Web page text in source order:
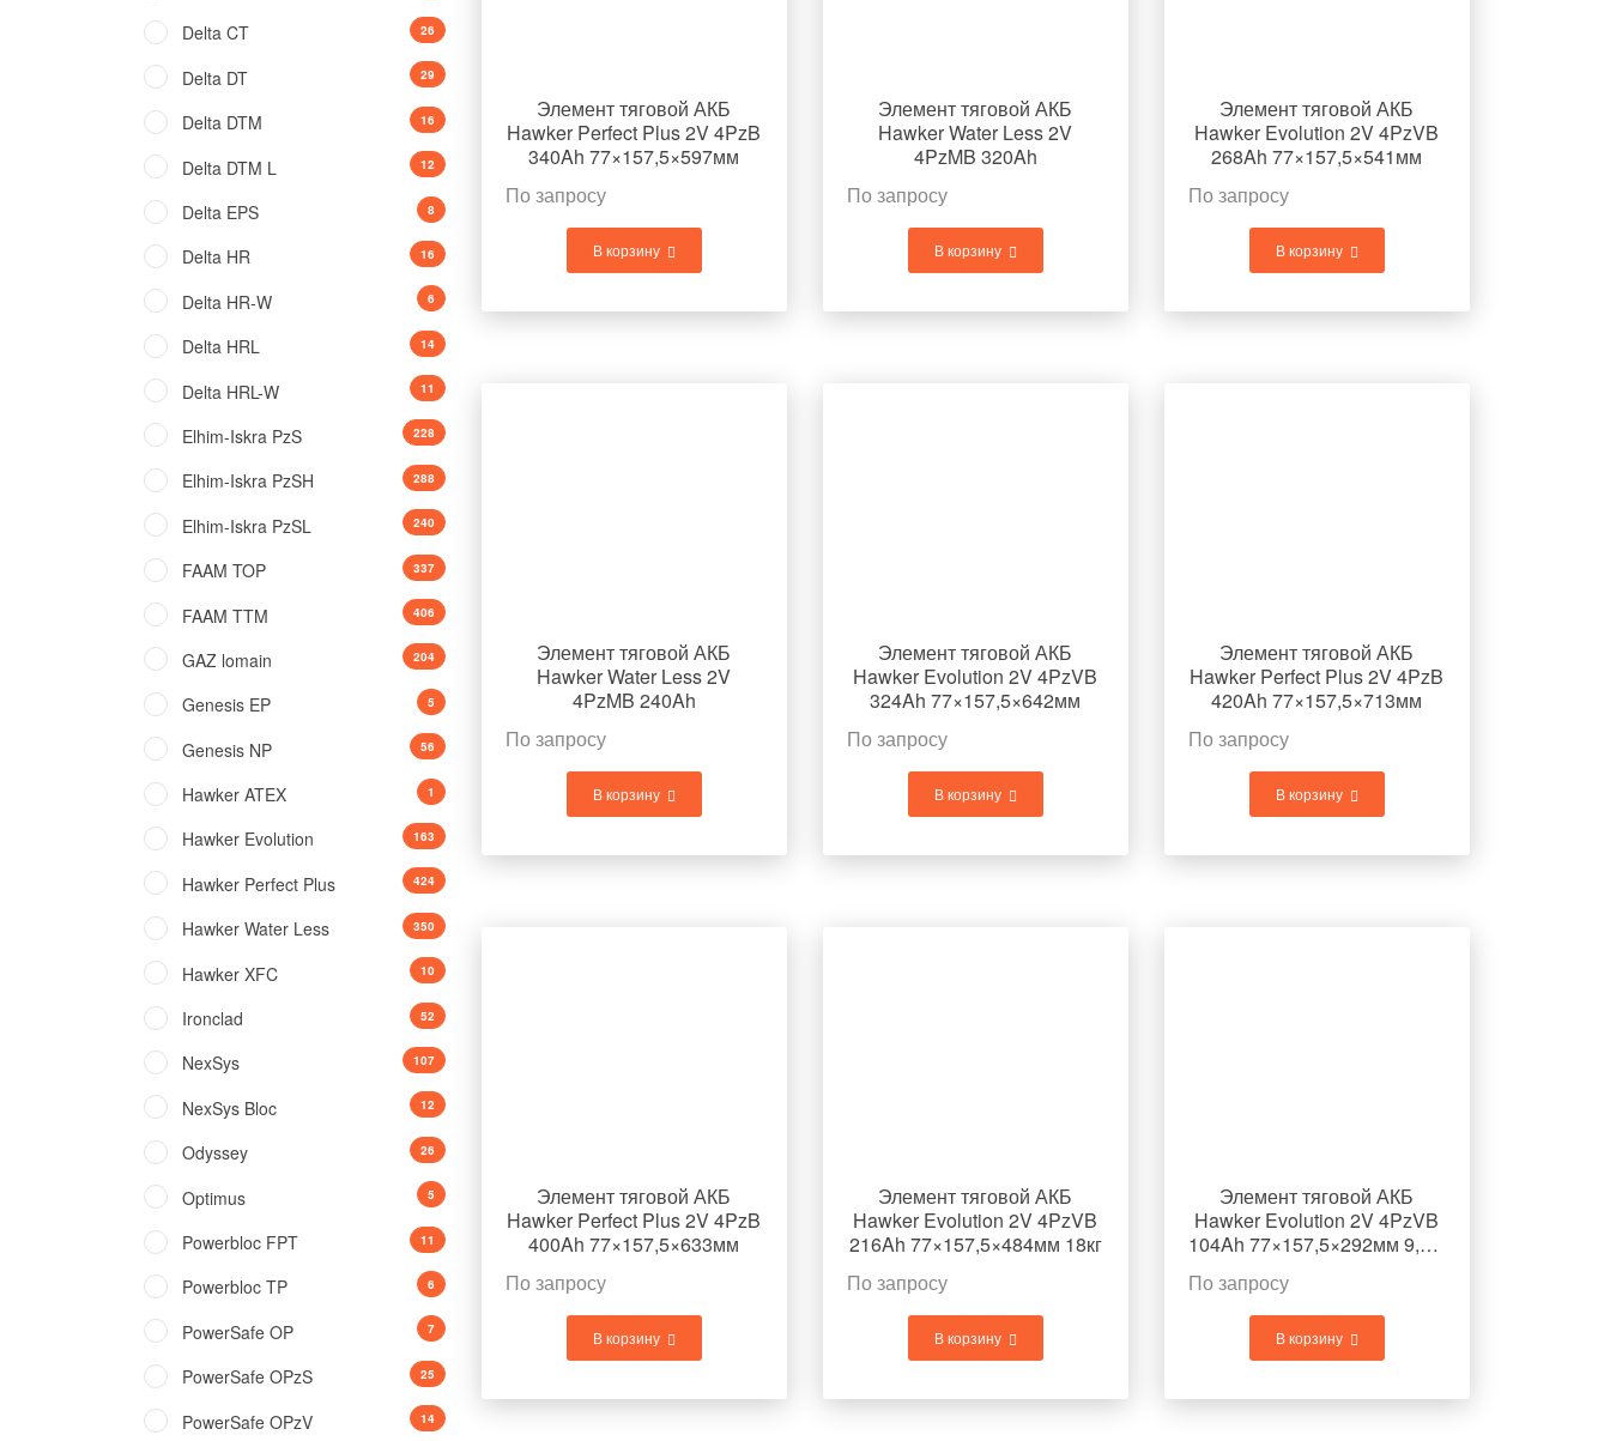
Элемент тяговой АКБ
Hawker Perfect Plus 2V 4PzB
340Ah 77×157,5×597мм
По запросу
В корзину
Элемент тяговой АКБ
Hawker Water Less 2V
4PzMB 320Ah
По запросу
В корзину
Элемент тяговой АКБ
Hawker Evolution 2V 4PzVB
268Ah 77×157,5×541мм
По запросу
В корзину
Элемент тяговой АКБ
Hawker Water Less 2V
4PzMB 240Ah
По запросу
В корзину
Элемент тяговой АКБ
Hawker Evolution 2V 4PzVB
324Ah 77×157,5×642мм
По запросу
В корзину
Элемент тяговой АКБ
Hawker Perfect Plus 2V 4PzB
420Ah 77×157,5×713мм
По запросу
В корзину
Элемент тяговой АКБ
Hawker Perfect Plus 2V 4PzB
400Ah 77×157,5×633мм
По запросу
В корзину
Элемент тяговой АКБ
Hawker Evolution 2V 4PzVB
216Ah 77×157,5×484мм 18кг
По запросу
В корзину
Элемент тяговой АКБ
Hawker Evolution 2V 4PzVB
104Ah 77×157,5×292мм 9,8кг
По запросу
В корзину
Delta CT 26
Delta DT 29
Delta DTM 16
Delta DTM L 12
Delta EPS 8
Delta HR 16
Delta HR-W 6
Delta HRL 14
Delta HRL-W 11
Elhim-Iskra PzS 228
Elhim-Iskra PzSH 288
Elhim-Iskra PzSL 240
FAAM TOP 337
FAAM TTM 406
GAZ lomain 204
Genesis EP 5
Genesis NP 56
Hawker ATEX 1
Hawker Evolution 163
Hawker Perfect Plus 424
Hawker Water Less 350
Hawker XFC 10
Ironclad 52
NexSys 107
NexSys Bloc 12
Odyssey 26
Optimus 5
Powerbloc FPT 11
Powerbloc TP 6
PowerSafe OP 7
PowerSafe OPzS 25
PowerSafe OPzV 14